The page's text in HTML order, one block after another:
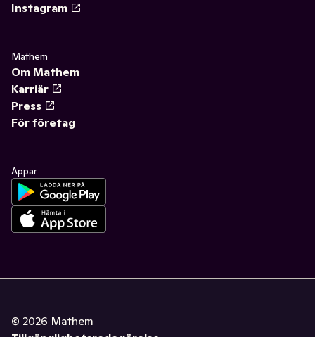
Instagram
Mathem
Om Mathem
Karriär
Press
För företag
Appar
© 2026 Mathem